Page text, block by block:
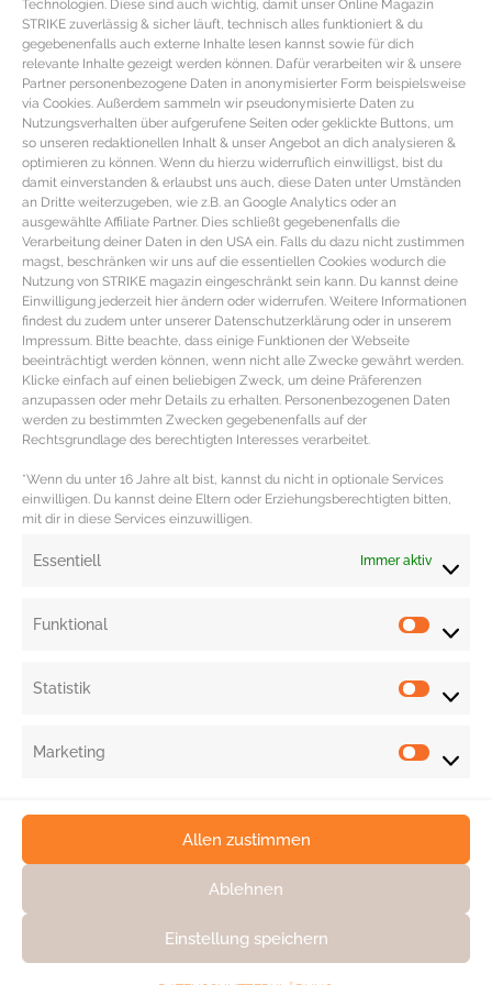
Technologien. Diese sind auch wichtig, damit unser Online Magazin
STRIKE zuverlässig & sicher läuft, technisch alles funktioniert & du
gegebenenfalls auch externe Inhalte lesen kannst sowie für dich
relevante Inhalte gezeigt werden können. Dafür verarbeiten wir & unsere
Partner personenbezogene Daten in anonymisierter Form beispielsweise
via Cookies. Außerdem sammeln wir pseudonymisierte Daten zu
Nutzungsverhalten über aufgerufene Seiten oder geklickte Buttons, um
so unseren redaktionellen Inhalt & unser Angebot an dich analysieren &
optimieren zu können. Wenn du hierzu widerruflich einwilligst, bist du
damit einverstanden & erlaubst uns auch, diese Daten unter Umständen
an Dritte weiterzugeben, wie z.B. an Google Analytics oder an
ausgewählte Affiliate Partner. Dies schließt gegebenenfalls die
Verarbeitung deiner Daten in den USA ein. Falls du dazu nicht zustimmen
magst, beschränken wir uns auf die essentiellen Cookies wodurch die
Nutzung von STRIKE magazin eingeschränkt sein kann. Du kannst deine
Einwilligung jederzeit hier ändern oder widerrufen. Weitere Informationen
findest du zudem unter unserer Datenschutzerklärung oder in unserem
Impressum. Bitte beachte, dass einige Funktionen der Webseite
beeinträchtigt werden können, wenn nicht alle Zwecke gewährt werden.
Klicke einfach auf einen beliebigen Zweck, um deine Präferenzen
anzupassen oder mehr Details zu erhalten. Personenbezogenen Daten
werden zu bestimmten Zwecken gegebenenfalls auf der
Rechtsgrundlage des berechtigten Interesses verarbeitet.
*Wenn du unter 16 Jahre alt bist, kannst du nicht in optionale Services
einwilligen. Du kannst deine Eltern oder Erziehungsberechtigten bitten,
mit dir in diese Services einzuwilligen.
Essentiell Immer aktiv
Funktional
Statistik
Marketing
Allen zustimmen
Ablehnen
Einstellung speichern
zu UVA, UVB und dem
richtigen Sonnenschutz
BEAUTY TEST – Die
Haarpflegeserie von
Moroccanoil